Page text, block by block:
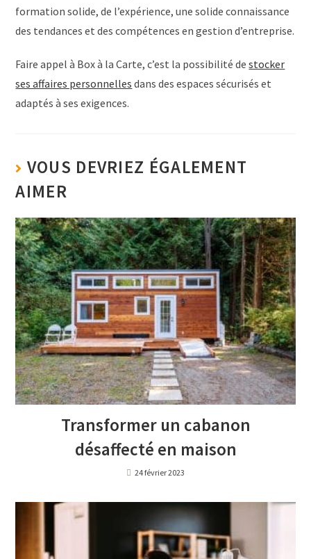
formation solide, de l’expérience, une solide connaissance
des tendances et des compétences en gestion d’entreprise.
Faire appel à Box à la Carte, c’est la possibilité destocker
ses affaires personnelles dans des espaces sécurisés et
adaptés à ses exigences.
VOUS DEVRIEZ ÉGALEMENT
AIMER
Transformer un cabanon
désaffecté en maison
24 février 2023